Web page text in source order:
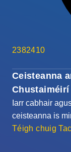
Ceisteanna
Chustaiméirí
Iarr cabhair
ceisteanna is
Téigh chuig
2382410